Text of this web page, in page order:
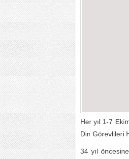
Her yıl 1-7
Din Görevlileri
34 yıl